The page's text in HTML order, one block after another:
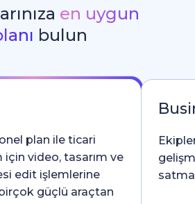
en uygun
bulun
plan ile ticari
için video, tasarım ve
edit işlemlerine
güçlü araçtan
satma